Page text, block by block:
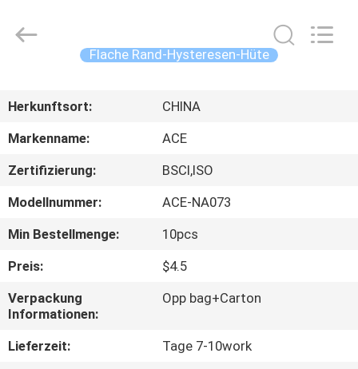
PRODUKTE
UNS
FABRIK-
AUSFLUG
QUALITÄTSKONTROLLE
Ltd..
Flache Rand-Hysteresen-Hüte
Herkunftsort:
CHINA
Markenname:
ACE
Zertifizierung:
BSCI,ISO
Modellnummer:
ACE-NA073
Min Bestellmenge:
10pcs
Preis:
$4.5
Verpackung
Informationen:
Opp bag+Carton
Lieferzeit:
Tage 7-10work